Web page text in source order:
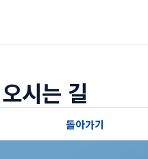
시는 길
돌아가기